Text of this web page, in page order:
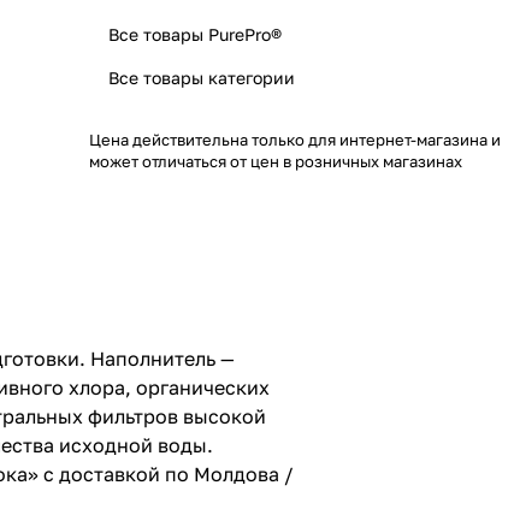
Все товары PurePro®
Все товары категории
Цена действительна только для интернет-магазина и
может отличаться от цен в розничных магазинах
Наполнитель —
хлора, органических
фильтров высокой
исходной воды.
с доставкой по Молдова /